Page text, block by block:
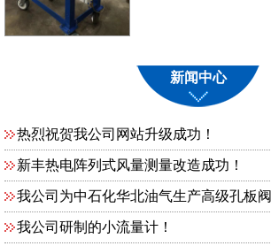
新闻中心
热烈祝贺我公司网站升级成功！
新丰热电阵列式风量测量改造成功！
我公司为中石化华北油气生产高级孔板阀
我公司研制的小流量计！